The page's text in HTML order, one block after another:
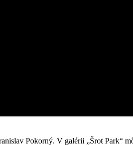
Pokorný. V galérii „Šrot